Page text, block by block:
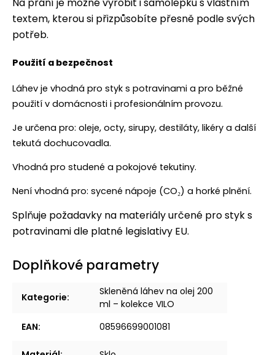
textem, kterou si přizpůsobíte přesně podle svých
potřeb.
Použití a bezpečnost
Láhev je vhodná pro styk s potravinami a pro běžné
použití v domácnosti i profesionálním provozu.
Je určena pro: oleje, octy, sirupy, destiláty, likéry a další
tekutá dochucovadla.
Vhodná pro studené a pokojové tekutiny.
Není vhodná pro: sycené nápoje (CO₂) a horké plnění.
Splňuje požadavky na materiály určené pro styk s
potravinami dle platné legislativy EU.
Doplňkové parametry
Kategorie:
Skleněná láhev na olej 200
ml – kolekce VILO
EAN: 08596699001081